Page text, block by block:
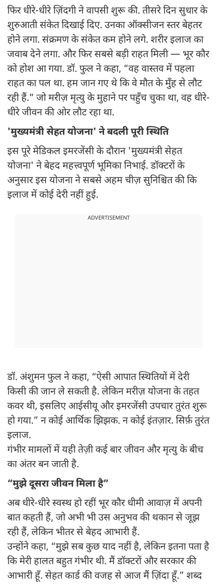
फिर धीरे-धीरे ज़िंदगी ने वापसी शुरू की. तीसरे दिन सुधार के
शुरुआती संकेत दिखाई दिए. उनका ऑक्सीजन स्तर बेहतर
होने लगा. संक्रमण के संकेत कम होने लगे. शरीर इलाज का
जवाब देने लगा. और फिर सबसे बड़ी राहत मिली — भूर कौर
को होश आ गया. डॉ. फुल ने कहा, “वह वास्तव में पहला
राहत का पल था. हम जान गए थे कि वे मौत के मुँह से लौट
रही हैं.” जो मरीज़ मृत्यु के मुहाने पर पहुँच चुका था, वह धीरे-
धीरे जीवन की ओर लौट रहा था.
'मुख्यमंत्री सेहत योजना' ने बदली पूरी स्थिति
इस पूरे मेडिकल इमरजेंसी के दौरान 'मुख्यमंत्री सेहत
योजना' ने बेहद महत्त्वपूर्ण भूमिका निभाई. डॉक्टरों के
अनुसार इस योजना ने सबसे अहम चीज़ सुनिश्चित की कि
इलाज में कोई देरी नहीं हुई.
ADVERTISEMENT
डॉ. अंशुमन फुल ने कहा, “ऐसी आपात स्थितियों में देरी
किसी की जान ले सकती है. लेकिन मरीज़ योजना के तहत
कवर थी, इसलिए आईसीयू और इमरजेंसी उपचार तुरंत शुरू
हो गया.” न कोई आर्थिक झिझक. न कोई इंतज़ार. सिर्फ़ तुरंत
इलाज.
गंभीर मामलों में यही तेज़ी कई बार जीवन और मृत्यु के बीच
का अंतर बन जाती है.
“मुझे दूसरा जीवन मिला है”
अब धीरे-धीरे स्वस्थ हो रहीं भूर कौर धीमी आवाज़ में अपनी
बात कहती हैं, जो अभी भी उस अनुभव की थकान से जूझ
रही हैं, लेकिन भीतर से बेहद आभारी हैं.
उन्होंने कहा, “मुझे सब कुछ याद नहीं है, लेकिन इतना पता है
कि मेरी हालत बहुत गंभीर थी. मैं डॉक्टरों और सरकार की
आभारी हूँ. सेहत कार्ड की वजह से आज मैं ज़िंदा हूँ.” शब्द